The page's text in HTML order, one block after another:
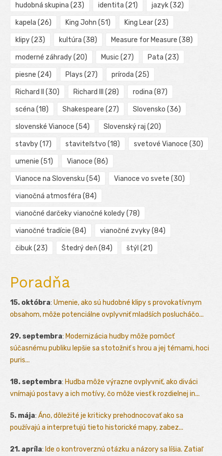
hudobná skupina (23) identita (21) jazyk(32)
kapela (26) King John (51) King Lear(23)
klipy(23) kultúra (38) Measure for Measure (38)
moderné záhrady(20) Music (27) Pata (23)
piesne (24) Plays (27) príroda (25)
Richard II (30) Richard III (28) rodina (87)
scéna (18) Shakespeare (27) Slovensko (36)
slovenské Vianoce (54) Slovenský raj (20)
stavby(17) staviteľstvo (18) svetové Vianoce (30)
umenie (51) Vianoce (86)
Vianoce na Slovensku (54) Vianoce vo svete (30)
vianočná atmosféra (84)
vianočné darčeky vianočné koledy(78)
vianočné tradície (84) vianočné zvyky(84)
čibuk(23) Štedrý deň(84) štýl (21)
Poradňa
15. októbra: Umenie, ako sú hudobné klipy s provokatívnym
obsahom, môže potenciálne ovplyvniť mladších poslucháčo...
29. septembra: Modernizácia hudby môže pomôcť
súčasnému publiku lepšie sa stotožniť s hrou a jej témami, hoci
puris...
18. septembra: Hudba môže výrazne ovplyvniť, ako diváci
vnímajú postavy a ich motívy, čo môže viesť k rozdielnej in...
5. mája: Áno, dôležité je kriticky prehodnocovať ako sa
používajú a interpretujú tieto historické mapy, zabez...
21. apríla: Ide o kontroverznú otázku a názory sa líšia. Zatiaľ